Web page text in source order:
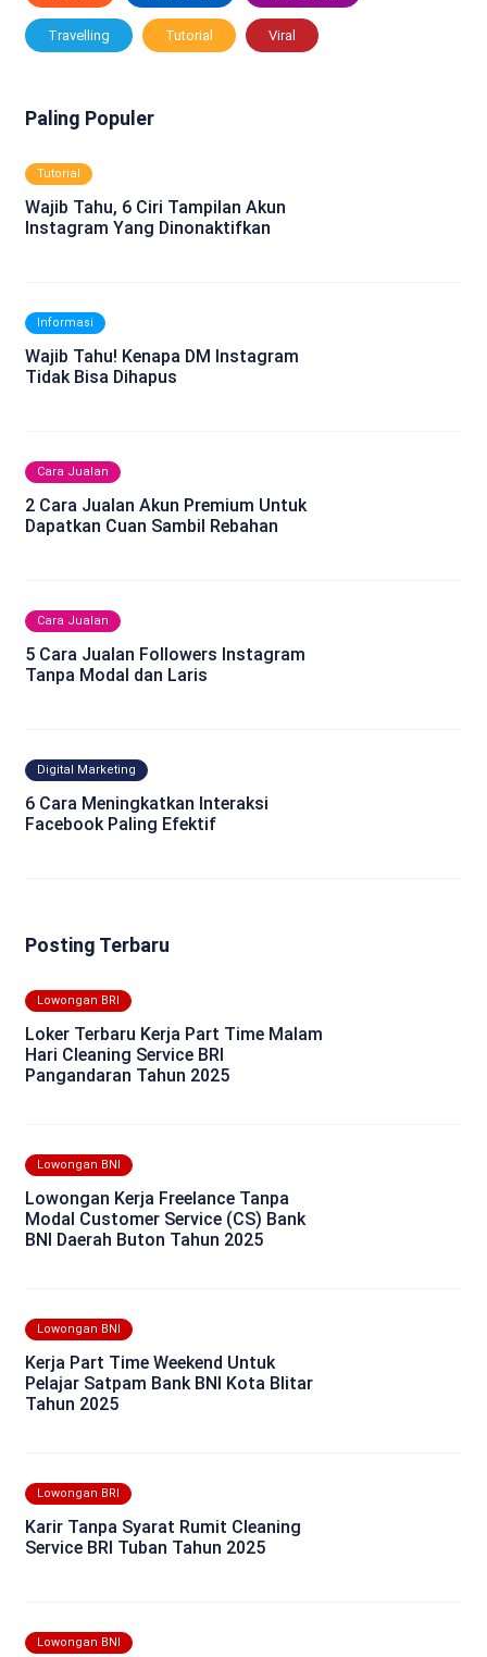
Travelling Tutorial Viral
Paling Populer
Tutorial
Wajib Tahu, 6 Ciri Tampilan Akun
Instagram Yang Dinonaktifkan
Informasi
Wajib Tahu! Kenapa DM Instagram
Tidak Bisa Dihapus
Cara Jualan
2 Cara Jualan Akun Premium Untuk
Dapatkan Cuan Sambil Rebahan
Cara Jualan
5 Cara Jualan Followers Instagram
Tanpa Modal dan Laris
Digital Marketing
6 Cara Meningkatkan Interaksi
Facebook Paling Efektif
Posting Terbaru
Lowongan BRI
Loker Terbaru Kerja Part Time Malam
Hari Cleaning Service BRI
Pangandaran Tahun 2025
Lowongan BNI
Lowongan Kerja Freelance Tanpa
Modal Customer Service (CS) Bank
BNI Daerah Buton Tahun 2025
Lowongan BNI
Kerja Part Time Weekend Untuk
Pelajar Satpam Bank BNI Kota Blitar
Tahun 2025
Lowongan BRI
Karir Tanpa Syarat Rumit Cleaning
Service BRI Tuban Tahun 2025
Lowongan BNI